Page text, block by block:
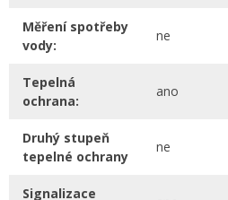
Měření spotřeby
vody:
ne
Tepelná
ochrana:
ano
Druhý stupeň
tepelné ochrany
ne
Signalizace